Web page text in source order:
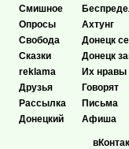
Смишное
Опросы
Свобода
Сказки
reklama
Друзья
Рассылка
Донецкий
Ахтунг
Донецк
Донецк
Их нравы
Говорят
Письма
Афиша